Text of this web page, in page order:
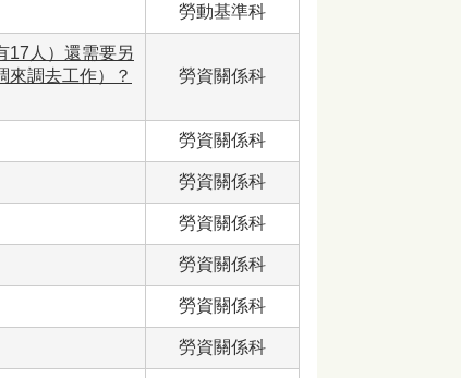
勞動基準科
17人）還需要另
來調去工作）？
勞資關係科
勞資關係科
勞資關係科
勞資關係科
勞資關係科
勞資關係科
勞資關係科